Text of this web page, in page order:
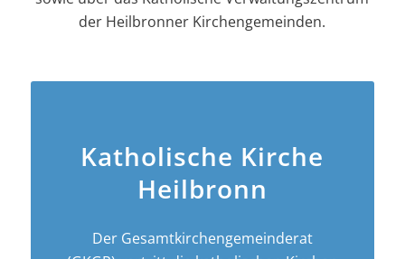
der Heilbronner Kirchengemeinden.
Katholische Kirche
Heilbronn
Der Gesamt­­kirchen­­gemeinderat